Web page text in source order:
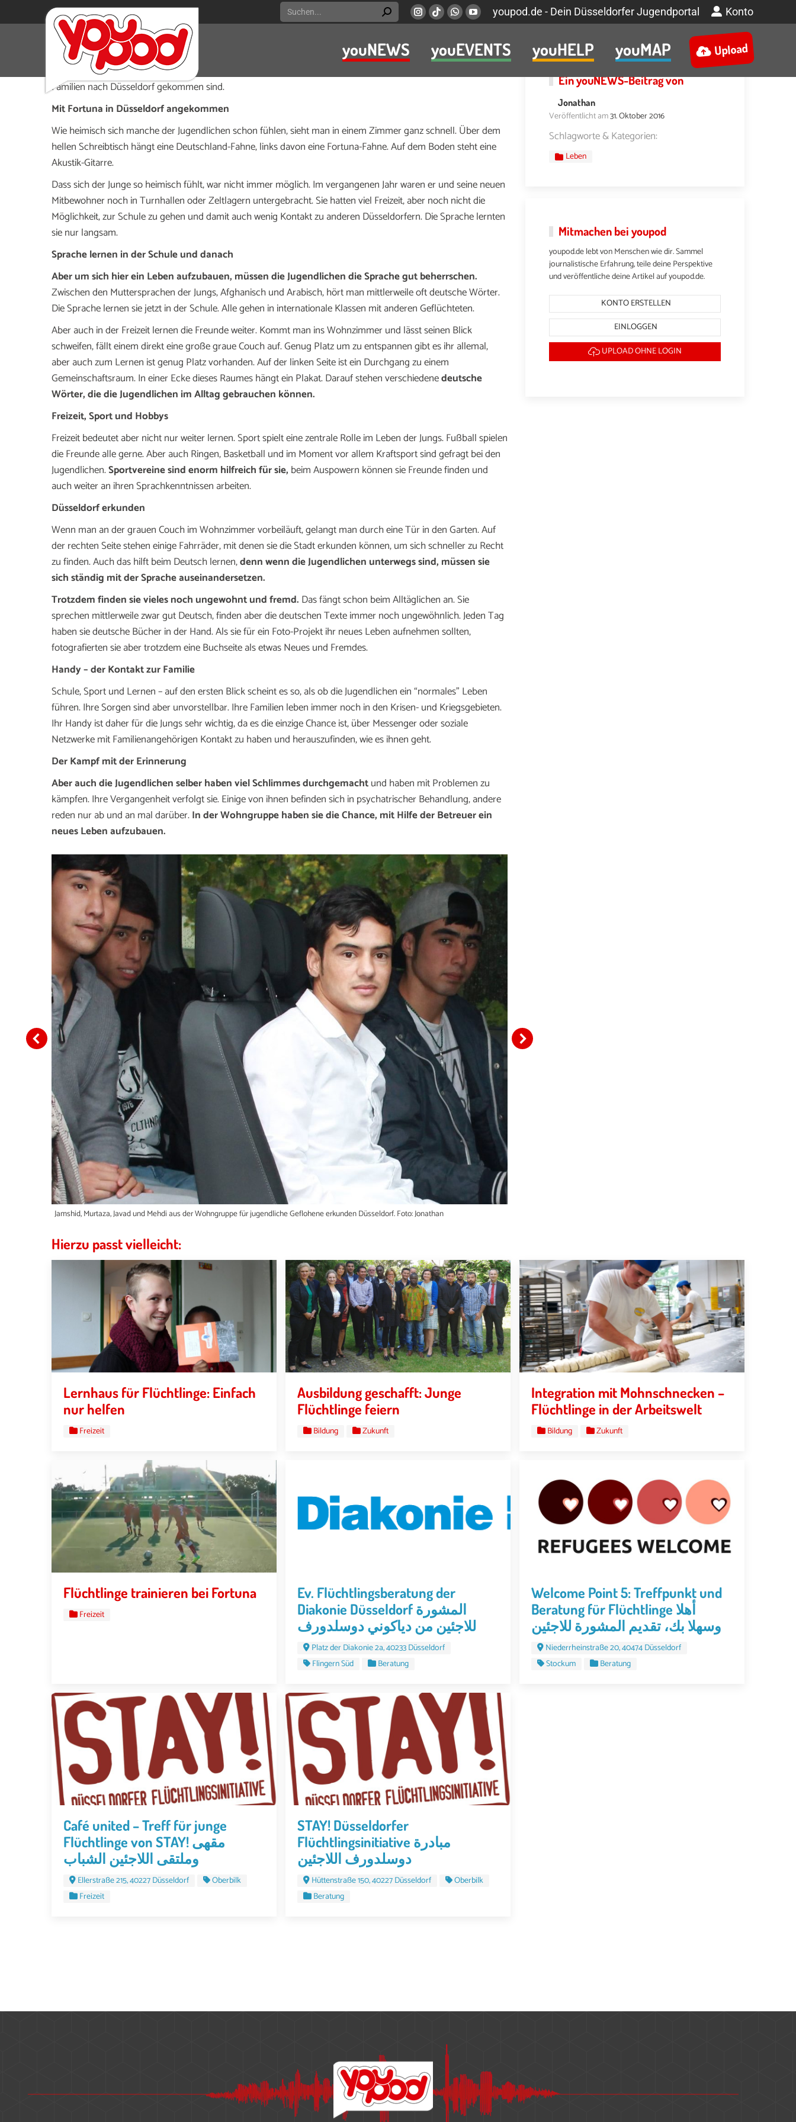
Search:
Instagram
opens
new
Viber
opens
in
new
Whatsapp
opens
in
new
YouTube
opens
in
new
youpod.de - Dein Düsseldorfer Jugendportal Konto
youNEWS youEVENTS youHELP youMAP Upload
Sie sind weit weg von ihrer Heimat und trotzdem:
Die Wohnung der jungen Geflüchteten ist ausgestattet
wie ein richtiges Zuhause.In der Wohngruppe der Diakonie leben minderjährige Flüchtlinge, die ohne ihre
Familien nach Düsseldorf gekommen sind.
Mit Fortuna in Düsseldorf angekommen
Wie heimisch sich manche der Jugendlichen schon fühlen, sieht man in einem Zimmer ganz schnell. Über dem
hellen Schreibtisch hängt eine Deutschland-Fahne, links davon eine Fortuna-Fahne. Auf dem Boden steht eine
Akustik-Gitarre.
Dass sich der Junge so heimisch fühlt, war nicht immer möglich. Im vergangenen Jahr waren er und seine neuen
Mitbewohner noch in Turnhallen oder Zeltlagern untergebracht. Sie hatten viel Freizeit, aber noch nicht die
Möglichkeit, zur Schule zu gehen und damit auch wenig Kontakt zu anderen Düsseldorfern. Die Sprache lernten
sie nur langsam.
Sprache lernen in der Schule und danach
Aber um sich hier ein Leben aufzubauen, müssen die Jugendlichen die Sprache gut beherrschen.
Zwischen den Muttersprachen der Jungs, Afghanisch und Arabisch, hört man mittlerweile oft deutsche Wörter.
Die Sprache lernen sie jetzt in der Schule. Alle gehen in internationale Klassen mit anderen Geflüchteten.
Aber auch in der Freizeit lernen die Freunde weiter. Kommt man ins Wohnzimmer und lässt seinen Blick
schweifen, fällt einem direkt eine große graue Couch auf. Genug Platz um zu entspannen gibt es ihr allemal,
aber auch zum Lernen ist genug Platz vorhanden. Auf der linken Seite ist ein Durchgang zu einem
Gemeinschaftsraum. In einer Ecke dieses Raumes hängt ein Plakat. Darauf stehen verschiedenedeutsche
Wörter, die die Jugendlichen im Alltag gebrauchen können.
Freizeit, Sport und Hobbys
Freizeit bedeutet aber nicht nur weiter lernen. Sport spielt eine zentrale Rolle im Leben der Jungs. Fußball spielen
die Freunde alle gerne. Aber auch Ringen, Basketball und im Moment vor allem Kraftsport sind gefragt bei den
Jugendlichen.Sportvereine sind enorm hilfreich für sie, beim Auspowern können sie Freunde finden und
auch weiter an ihren Sprachkenntnissen arbeiten.
Düsseldorf erkunden
Wenn man an der grauen Couch im Wohnzimmer vorbeiläuft, gelangt man durch eine Tür in den Garten. Auf
der rechten Seite stehen einige Fahrräder, mit denen sie die Stadt erkunden können, um sich schneller zu Recht
zu finden. Auch das hilft beim Deutsch lernen,denn wenn die Jugendlichen unterwegs sind, müssen sie
sich ständig mit der Sprache auseinandersetzen.
Trotzdem finden sie vieles noch ungewohnt und fremd. Das fängt schon beim Alltäglichen an. Sie
sprechen mittlerweile zwar gut Deutsch, finden aber die deutschen Texte immer noch ungewöhnlich. Jeden Tag
haben sie deutsche Bücher in der Hand. Als sie für ein Foto-Projekt ihr neues Leben aufnehmen sollten,
fotografierten sie aber trotzdem eine Buchseite als etwas Neues und Fremdes.
Handy – der Kontakt zur Familie
Schule, Sport und Lernen – auf den ersten Blick scheint es so, als ob die Jugendlichen ein “normales” Leben
führen. Ihre Sorgen sind aber unvorstellbar. Ihre Familien leben immer noch in den Krisen- und Kriegsgebieten.
Ihr Handy ist daher für die Jungs sehr wichtig, da es die einzige Chance ist, über Messenger oder soziale
Netzwerke mit Familienangehörigen Kontakt zu haben und herauszufinden, wie es ihnen geht.
Der Kampf mit der Erinnerung
Aber auch die Jugendlichen selber haben viel Schlimmes durchgemachtund haben mit Problemen zu
kämpfen. Ihre Vergangenheit verfolgt sie. Einige von ihnen befinden sich in psychatrischer Behandlung, andere
reden nur ab und an mal darüber.In der Wohngruppe haben sie die Chance, mit Hilfe der Betreuer ein
neues Leben aufzubauen.
Jamshid, Murtaza, Javad und Mehdi aus der Wohngruppe für jugendliche Geflohene erkunden Düsseldorf. Foto: Jonathan
EinyouNEWS-Beitrag von
Jonathan
Veröffentlicht am31. Oktober 2016
Schlagworte & Kategorien:
Leben
Mitmachen bei youpod
youpod.de lebt von Menschen wie dir. Sammel
journalistische Erfahrung, teile deine Perspektive
und veröffentliche deine Artikel auf youpod.de.
KONTO ERSTELLEN
EINLOGGEN
UPLOAD OHNE LOGIN
Hierzu passt vielleicht:
Lernhaus für Flüchtlinge: Einfach
nur helfen
Freizeit
Ausbildung geschafft: Junge
Flüchtlinge feiern
Bildung Zukunft
Integration mit Mohnschnecken –
Flüchtlinge in der Arbeitswelt
Bildung Zukunft
Flüchtlinge trainieren bei Fortuna
Freizeit
Ev. Flüchtlingsberatung der
Diakonie Düsseldorf المشورة
للاجئين من دياكوني دوسلدورف
Platz der Diakonie 2a, 40233 Düsseldorf
Flingern Süd
Beratung
Welcome Point 5: Treffpunkt und
Beratung für Flüchtlinge أهلا
وسهلا بك، تقديم المشورة للاجئين
Niederrheinstraße 20, 40474 Düsseldorf
Stockum
Beratung
Café united – Treff für junge
Flüchtlinge von STAY! مقهى
وملتقى اللاجئين الشباب
Ellerstraße 215, 40227 Düsseldorf
Oberbilk
Freizeit
STAY! Düsseldorfer
Flüchtlingsinitiative مبادرة
دوسلدورف اللاجئين
Hüttenstraße 150, 40227 Düsseldorf
Oberbilk
Beratung